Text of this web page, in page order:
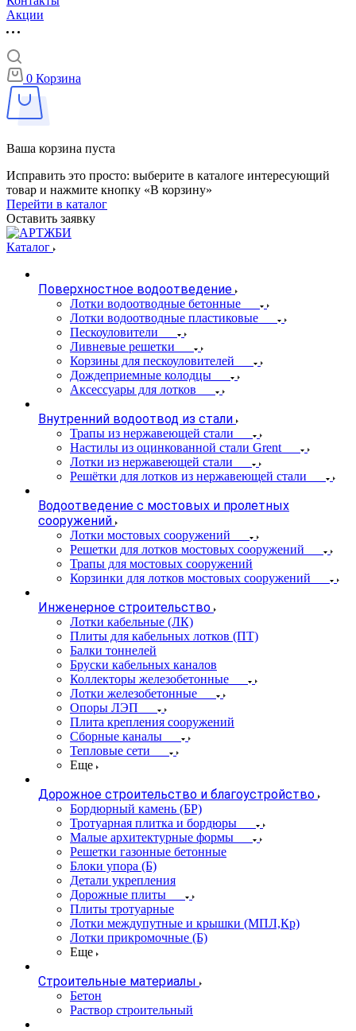
Акции
0 Корзина
Ваша корзина пуста
Исправить это просто: выберите в каталоге интересующий
товар и нажмите кнопку «В корзину»
Перейти в каталог
Оставить заявку
Каталог
Поверхностное водоотведение
Лотки водоотводные бетонные
Лотки водоотводные пластиковые
Пескоуловители
Ливневые решетки
Корзины для пескоуловителей
Дождеприемные колодцы
Аксессуары для лотков
Внутренний водоотвод из стали
Трапы из нержавеющей стали
Настилы из оцинкованной стали Grent
Лотки из нержавеющей стали
Решётки для лотков из нержавеющей стали
Водоотведение с мостовых и пролетных
сооружений
Лотки мостовых сооружений
Решетки для лотков мостовых сооружений
Трапы для мостовых сооружений
Корзинки для лотков мостовых сооружений
Инженерное строительство
Лотки кабельные (ЛК)
Плиты для кабельных лотков (ПТ)
Балки тоннелей
Бруски кабельных каналов
Коллекторы железобетонные
Лотки железобетонные
Опоры ЛЭП
Плита крепления сооружений
Сборные каналы
Тепловые сети
Еще
Дорожное строительство и благоустройство
Бордюрный камень (БР)
Тротуарная плитка и бордюры
Малые архитектурные формы
Решетки газонные бетонные
Блоки упора (Б)
Детали укрепления
Дорожные плиты
Плиты тротуарные
Лотки междупутные и крышки (МПЛ,Кр)
Лотки прикромочные (Б)
Еще
Строительные материалы
Бетон
Раствор строительный